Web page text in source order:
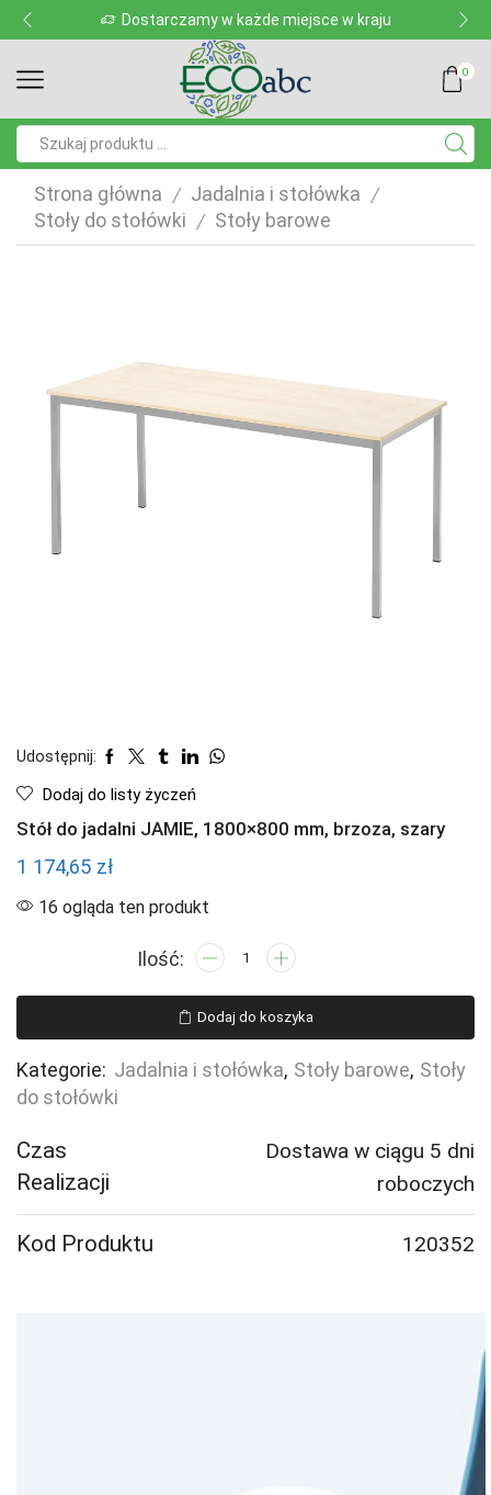
Dostarczamy w każde miejsce w kraju
0
Strona główna / Jadalnia i stołówka /
Stoły do stołówki / Stoły barowe
Udostępnij:
Dodaj do listy życzeń
Stół do jadalni JAMIE, 1800×800 mm, brzoza, szary
1 174,65 zł
16 ogląda ten produkt
ilość
do
jadalni
JAMIE,
Dodaj do koszyka
Kategorie: Jadalnia i stołówka, Stoły barowe, Stoły
do stołówki
Czas
Realizacji
Dostawa w ciągu 5 dni
roboczych
Kod Produktu 120352